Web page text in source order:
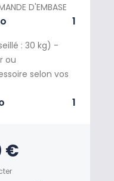
D'EMBASE
1
: 30 kg) -
ou
selon vos
1
(BAT) ?du
€